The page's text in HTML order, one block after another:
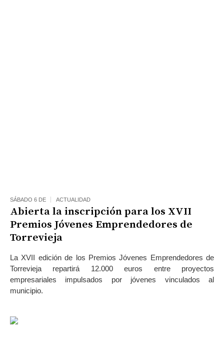
SÁBADO 6 DE ACTUALIDAD
Abierta la inscripción para los XVII
Premios Jóvenes Emprendedores de
Torrevieja
La XVII edición de los Premios Jóvenes Emprendedores de
Torrevieja repartirá 12.000 euros entre proyectos
empresariales impulsados por jóvenes vinculados al
municipio.